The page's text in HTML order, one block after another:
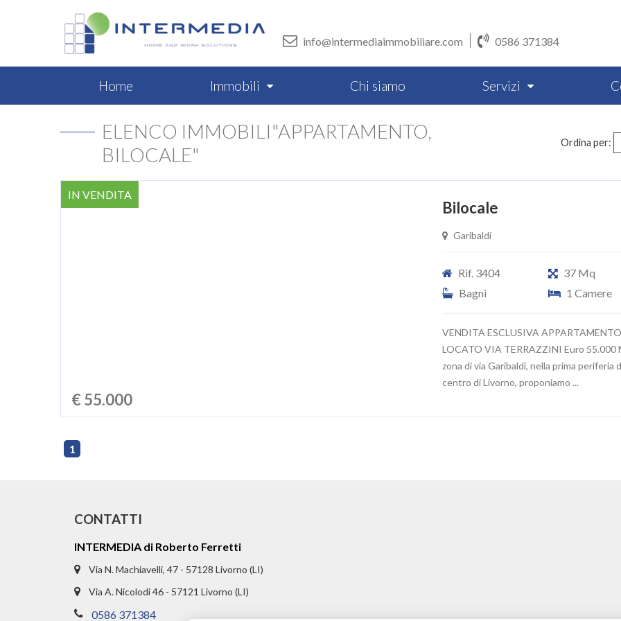
info@intermediaimmobiliare.com 0586 371384
Home Immobili Chi siamo Servizi
ELENCO IMMOBILI"APPARTAMENTO,
BILOCALE"
Ordina per:
IN VENDITA
€ 55.000
Bilocale
Garibaldi
Rif. 3404
37 Mq
Bagni
1 Camere
VENDITA ESCLUSIVA APPARTAMENTO
LOCATO VIA TERRAZZINI Euro 55.000
zona di via Garibaldi, nella prima periferia
centro di Livorno, proponiamo ...
1
CONTATTI
INTERMEDIA di Roberto Ferretti
Via N. Machiavelli, 47 - 57128 Livorno (LI)
Via A. Nicolodi 46 - 57121 Livorno (LI)
0586 371384